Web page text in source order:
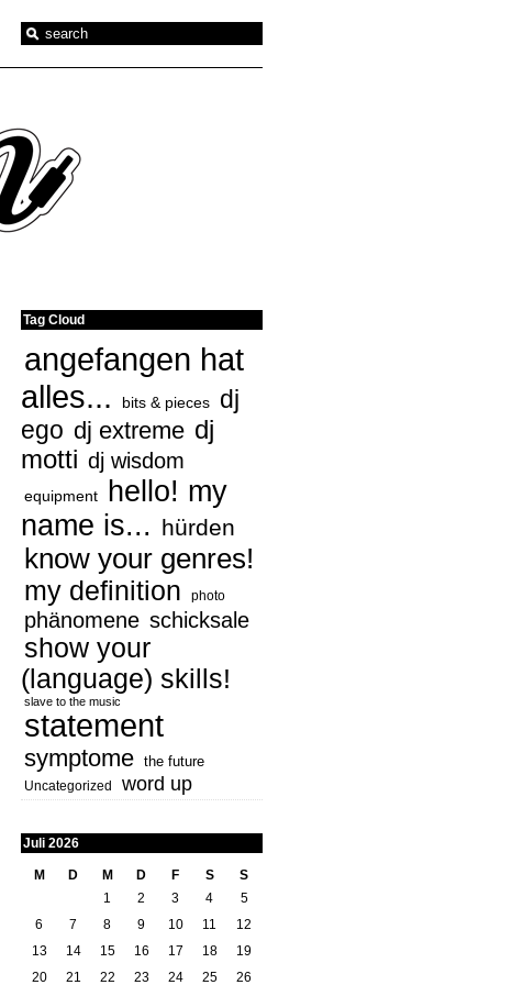
Tag Cloud
angefangen hat
alles...
bits & pieces
dj
ego dj extreme dj
motti dj wisdom
equipment
hello! my
name is... hürden
know your genres!
my definition
photo
phänomene schicksale
show your
(language) skills!
slave to the music
statement
symptome the future
Uncategorized word up
Juli 2026
M D M D F S
S
1
2 3 4
5
6
7 8 9 10 11
12
13
14 15 16 17 18
19
20
21 22 23 24 25 26